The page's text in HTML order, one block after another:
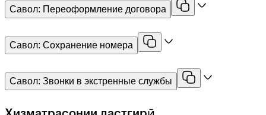
Савол: Переоформление договора
Савол: Сохранение номера
Савол: Звонки в экстренные службы